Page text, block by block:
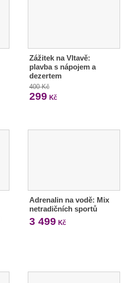
Zážitek na Vltavě:
plavba s nápojem a
dezertem
400 Kč
299 Kč
Adrenalin na vodě: Mix
netradičních sportů
3 499 Kč